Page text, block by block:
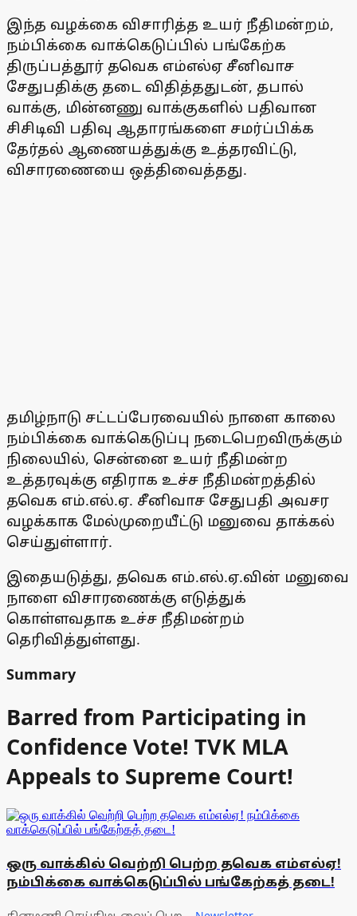
இந்த வழக்கை விசாரித்த உயர் நீதிமன்றம்,
நம்பிக்கை வாக்கெடுப்பில் பங்கேற்க
திருப்பத்தூர் தவெக எம்எல்ஏ சீனிவாச
சேதுபதிக்கு தடை விதித்ததுடன், தபால்
வாக்கு, மின்னணு வாக்குகளில் பதிவான
சிசிடிவி பதிவு ஆதாரங்களை சமர்ப்பிக்க
தேர்தல் ஆணையத்துக்கு உத்தரவிட்டு,
விசாரணையை ஒத்திவைத்தது.
தமிழ்நாடு சட்டப்பேரவையில் நாளை காலை
நம்பிக்கை வாக்கெடுப்பு நடைபெறவிருக்கும்
நிலையில், சென்னை உயர் நீதிமன்ற
உத்தரவுக்கு எதிராக உச்ச நீதிமன்றத்தில்
தவெக எம்.எல்.ஏ. சீனிவாச சேதுபதி அவசர
வழக்காக மேல்முறையீட்டு மனுவை தாக்கல்
செய்துள்ளார்.
இதையடுத்து, தவெக எம்.எல்.ஏ.வின் மனுவை
நாளை விசாரணைக்கு எடுத்துக்
கொள்ளவதாக உச்ச நீதிமன்றம்
தெரிவித்துள்ளது.
Summary
Barred from Participating in
Confidence Vote! TVK MLA
Appeals to Supreme Court!
ஒரு வாக்கில் வெற்றி பெற்ற தவெக எம்எல்ஏ!
நம்பிக்கை வாக்கெடுப்பில் பங்கேற்கத் தடை!